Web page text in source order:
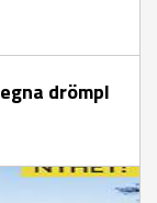
drömpl